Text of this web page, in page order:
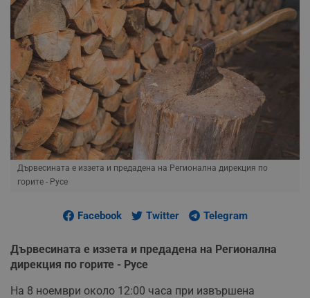
Дървесината е иззета и предадена на Регионална дирекция по
горите - Русе
Facebook Twitter Telegram
Дървесината е иззета и предадена на Регионална
дирекция по горите - Русе
На 8 ноември около 12:00 часа при извършена